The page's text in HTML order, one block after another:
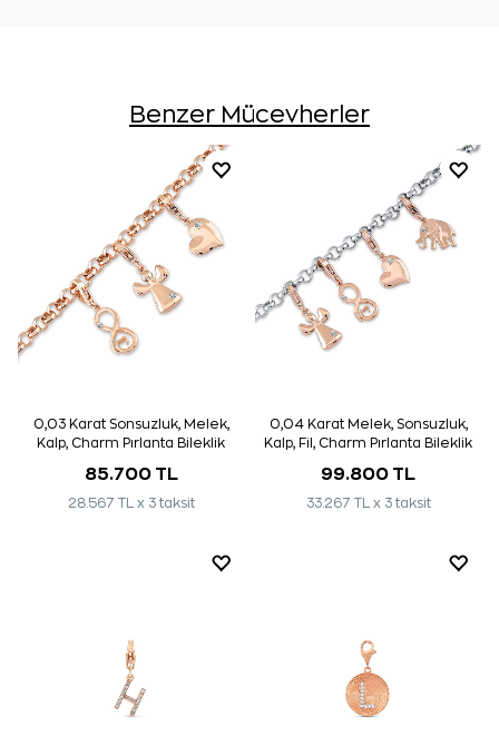
Benzer Mücevherler
0,03 Karat Sonsuzluk, Melek,
Kalp, Charm Pırlanta Bileklik
85.700 TL
28.567 TL x 3 taksit
0,04 Karat Melek, Sonsuzluk,
Kalp, Fil, Charm Pırlanta Bileklik
99.800 TL
33.267 TL x 3 taksit